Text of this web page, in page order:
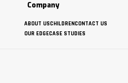
Company
ABOUT USCHILDRENCONTACT US
OUR EDGECASE STUDIES